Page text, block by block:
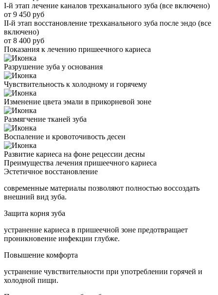
I-й этап лечение каналов трехканального зуба (все включено)
от 9 450 руб
II-й этап восстановление трехканального зуба после эндо (все
включено)
от 8 400 руб
Показания к лечению пришеечного кариеса
Разрушение зуба у основания
Чувствительность к холодному и горячему
Изменение цвета эмали в прикорневой зоне
Размягчение тканей зуба
Воспаление и кровоточивость десен
Развитие кариеса на фоне рецессии десны
Преимущества лечения пришеечного кариеса
Эстетичное восстановление
современные материалы позволяют полностью воссоздать
внешний вид зуба.
Защита корня зуба
устранение кариеса в пришеечной зоне предотвращает
проникновение инфекции глубже.
Повышение комфорта
устранение чувствительности при употреблении горячей и
холодной пищи.